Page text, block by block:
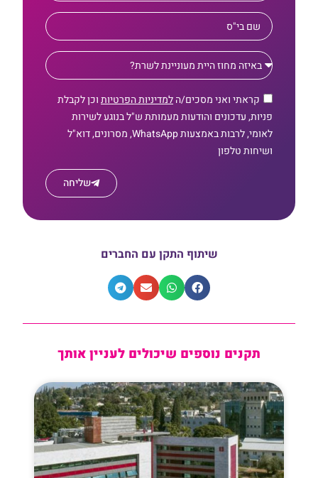
קראתי ואני מסכים/הלמדיניות הפרטיותוכן לקבלת
פניות, עדכונים והודעות מעמותת ש"ל בנוגע לשירות
לאומי, לרבות באמצעות WhatsApp, מסרונים, דוא"ל
ושיחות טלפון
שליחה
שיתוף התקן עם החברים
תקנים נוספים שיכולים לעניין אותך